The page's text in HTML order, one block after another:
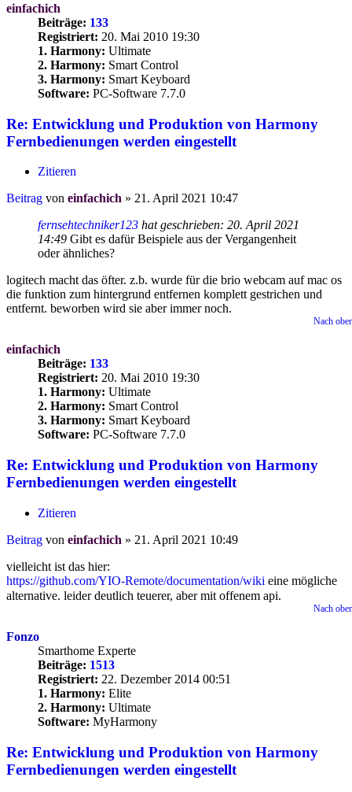
einfachich
Beiträge: 133
Registriert: 20. Mai 2010 19:30
1. Harmony: Ultimate
2. Harmony: Smart Control
3. Harmony: Smart Keyboard
Software: PC-Software 7.7.0
Re: Entwicklung und Produktion von Harmony
Fernbedienungen werden eingestellt
Zitieren
Beitrag von einfachich » 21. April 2021 10:47
fernsehtechniker123 hat geschrieben: 20. April 2021
14:49 Gibt es dafür Beispiele aus der Vergangenheit
oder ähnliches?
logitech macht das öfter. z.b. wurde für die brio webcam auf mac os
die funktion zum hintergrund entfernen komplett gestrichen und
entfernt. beworben wird sie aber immer noch.
Nach
einfachich
Beiträge: 133
Registriert: 20. Mai 2010 19:30
1. Harmony: Ultimate
2. Harmony: Smart Control
3. Harmony: Smart Keyboard
Software: PC-Software 7.7.0
Re: Entwicklung und Produktion von Harmony
Fernbedienungen werden eingestellt
Zitieren
Beitrag von einfachich » 21. April 2021 10:49
vielleicht ist das hier:
https://github.com/YIO-Remote/documentation/wiki eine mögliche
alternative. leider deutlich teuerer, aber mit offenem api.
Nach
Fonzo
Smarthome Experte
Beiträge: 1513
Registriert: 22. Dezember 2014 00:51
1. Harmony: Elite
2. Harmony: Ultimate
Software: MyHarmony
Re: Entwicklung und Produktion von Harmony
Fernbedienungen werden eingestellt